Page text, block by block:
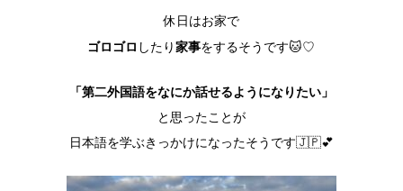
休日はお家で
ゴロゴロ したり家事をするそうです🐱♡
「第二外国語をなにか話せるようになりたい」
と思ったことが
日本語を学ぶきっかけになったそうです🇯🇵💕